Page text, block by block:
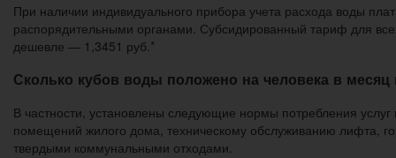
При наличии индивидуального прибора учета расхода воды
распорядительными органами. Субсидированный тариф для
дешевле — 1,3451 руб.*
Сколько кубов воды положено на человека в месяц
В частности, установлены следующие нормы потребления
помещений жилого дома, техническому обслуживанию лифта,
твердыми коммунальными отходами.